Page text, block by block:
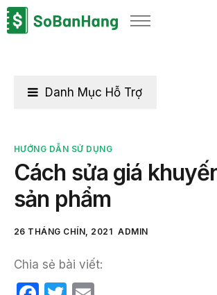
Sản phẩm
Bảng giá
Thông tin thuế
Về chúng tôi
HƯỚNG DẪN SỬ DỤNG
Cách sửa giá
sản phẩm
26 THÁNG CHÍN, 2021 ADMIN
Chia sẻ bài viết:
Danh Mục Hỗ Trợ